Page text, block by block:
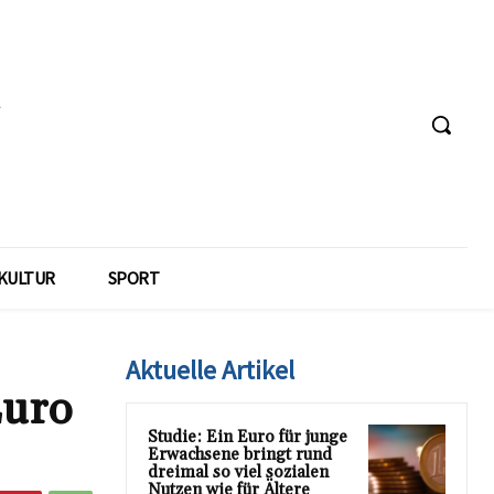
SPORT
Aktuelle Artikel
Studie: Ein Euro für junge
Erwachsene bringt rund
dreimal so viel sozialen